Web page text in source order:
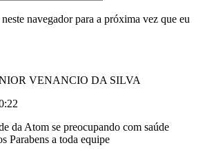
navegador para a próxima vez que eu
VENANCIO DA SILVA
da Atom se preocupando com saúde
Parabens a toda equipe